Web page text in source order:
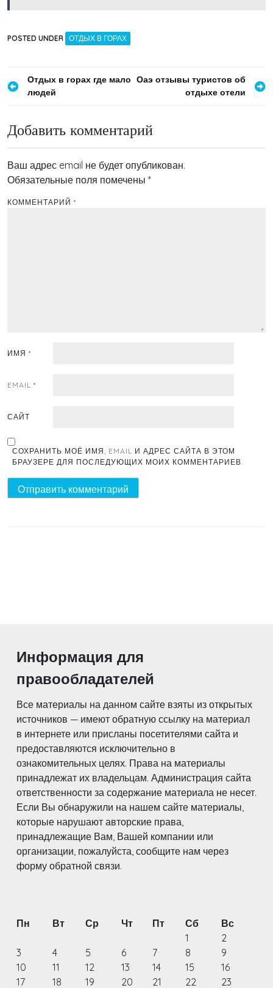
POSTED UNDER ОТДЫХ В ГОРАХ
Навигация
Отдых в горах где мало
людей
Оаэ отзывы туристов об
отдыхе отели
Добавить комментарий
Ваш адрес email не будет опубликован.
Обязательные поля помечены *
КОММЕНТАРИЙ *
ИМЯ *
EMAIL *
САЙТ
СОХРАНИТЬ МОЁ ИМЯ, EMAIL И АДРЕС САЙТА В ЭТОМ
БРАУЗЕРЕ ДЛЯ ПОСЛЕДУЮЩИХ МОИХ КОММЕНТАРИЕВ.
Информация для
правообладателей
Все материалы на данном сайте взяты из открытых
источников — имеют обратную ссылку на материал
в интернете или присланы посетителями сайта и
предоставляются исключительно в
ознакомительных целях. Права на материалы
принадлежат их владельцам. Администрация сайта
ответственности за содержание материала не несет.
Если Вы обнаружили на нашем сайте материалы,
которые нарушают авторские права,
принадлежащие Вам, Вашей компании или
организации, пожалуйста, сообщите нам через
форму обратной связи.
Пн Вт Ср Чт Пт Сб
Вс
1
2
3
4 5 6 7 8
9
10
11 12 13 14 15
16
17
18 19 20 21 22 23